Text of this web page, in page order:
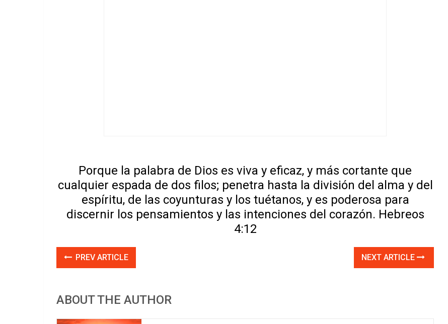
Porque la palabra de Dios es viva y eficaz, y más cortante que
cualquier espada de dos filos; penetra hasta la división del alma y del
espíritu, de las coyunturas y los tuétanos, y es poderosa para
discernir los pensamientos y las intenciones del corazón. Hebreos
4:12
PREV ARTICLE NEXT ARTICLE
ABOUT THE AUTHOR